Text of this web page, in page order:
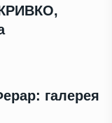
галерея